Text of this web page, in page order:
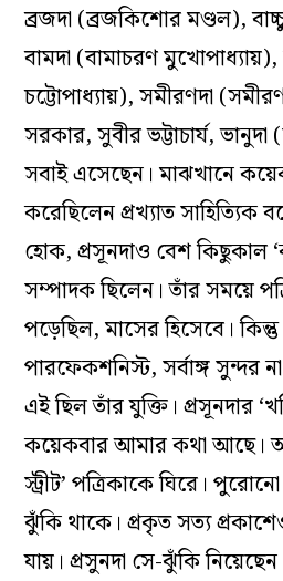
ব্রজদা (ব্রজকিশোর মণ্ডল),
বামদা (বামাচরণ
চট্টোপাধ্যায়), সমীরণদা
সরকার, সুবীর ভট্টাচার্য, ভানুদা
সবাই এসেছেন। মাঝখানে
করেছিলেন প্রখ্যাত সাহিত্যিক
হোক, প্রসূনদাও বেশ কিছুকাল
সম্পাদক ছিলেন। তাঁর সময়ে
পড়েছিল, মাসের হিসেবে।
পারফেকশনিস্ট, সর্বাঙ্গ সুন্দর
এই ছিল তাঁর যুক্তি। প্রসূনদার
কয়েকবার আমার কথা আছে।
স্ট্রীট’ পত্রিকাকে ঘিরে।
ঝুঁকি থাকে। প্রকৃত সত্য
যায়। প্রসুনদা সে-ঝুঁকি